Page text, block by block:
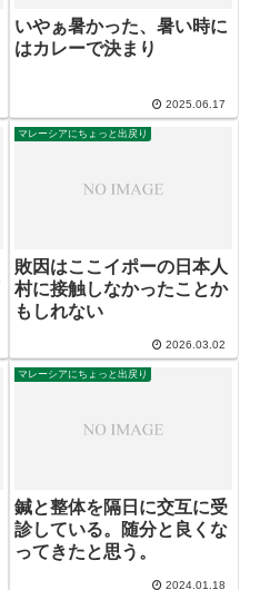
いやぁ暑かった、暑い時に
はカレーで決まり
2025.06.17
マレーシアにちょっと出戻り
敗因はここイポーの日本人
村に接触しなかったことか
もしれない
2026.03.02
マレーシアにちょっと出戻り
鍼と整体を隔日に交互に受
診している。随分と良くな
ってきたと思う。
2024.01.18